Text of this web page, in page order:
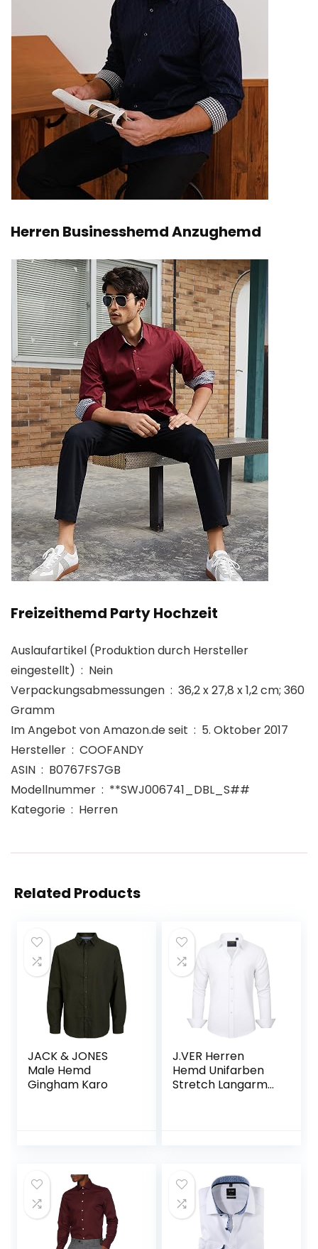
Herren Businesshemd Anzughemd
Freizeithemd Party Hochzeit
Auslaufartikel (Produktion durch Hersteller
eingestellt) ‏ : ‎ Nein
Verpackungsabmessungen ‏ : ‎ 36,2 x 27,8 x 1,2 cm; 360
Gramm
Im Angebot von Amazon.de seit ‏ : ‎ 5. Oktober 2017
Hersteller ‏ : ‎ COOFANDY
ASIN ‏ : ‎ B0767FS7GB
Modellnummer ‏ : ‎ **SWJ006741_DBL_S##
Kategorie ‏ : ‎ Herren
Related Products
JACK & JONES
Male Hemd
Gingham Karo
J.VER Herren
Hemd Unifarben
Stretch Langarm
Anzug Hemd